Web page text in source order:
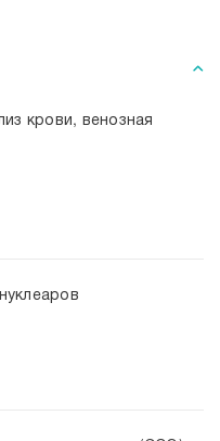
крови, венозная